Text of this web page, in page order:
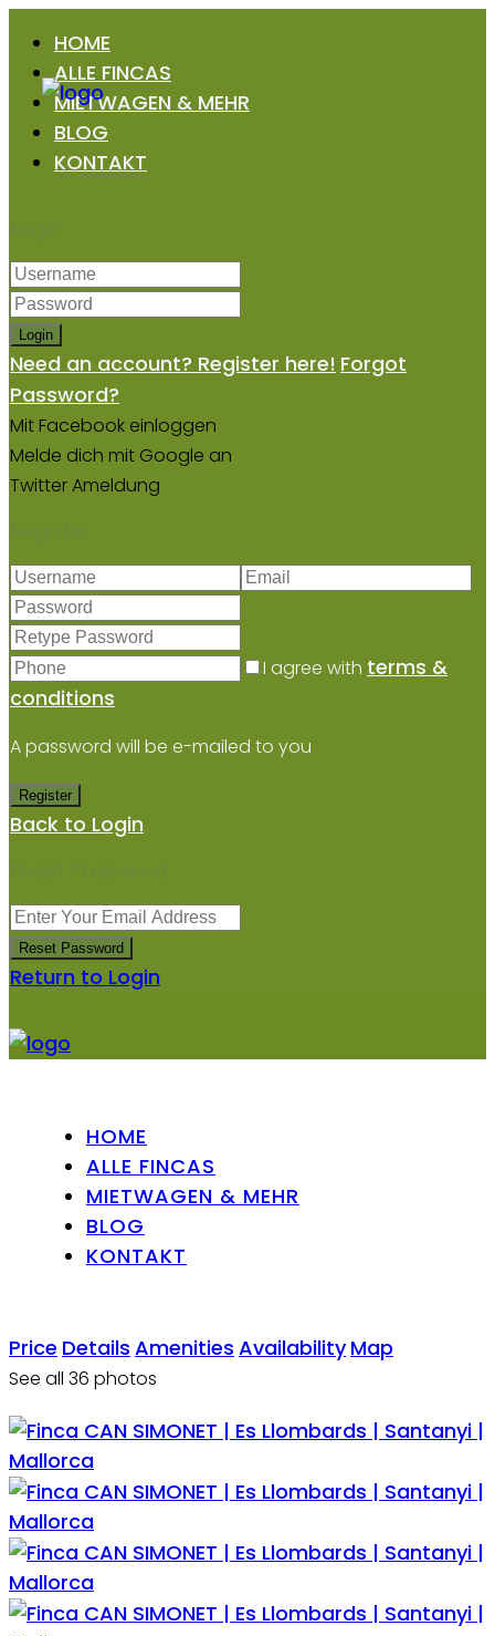
HOME
ALLE FINCAS
MIETWAGEN & MEHR
BLOG
KONTAKT
Login
Login
Need an account? Register here! Forgot
Password?
Mit Facebook einloggen
Melde dich mit Google an
Twitter Ameldung
Register
I agree with terms &
conditions
A password will be e-mailed to you
Register
Back to Login
Reset Password
Reset Password
Return to Login
HOME
ALLE FINCAS
MIETWAGEN & MEHR
BLOG
KONTAKT
Price Details Amenities Availability Map
See all 36 photos